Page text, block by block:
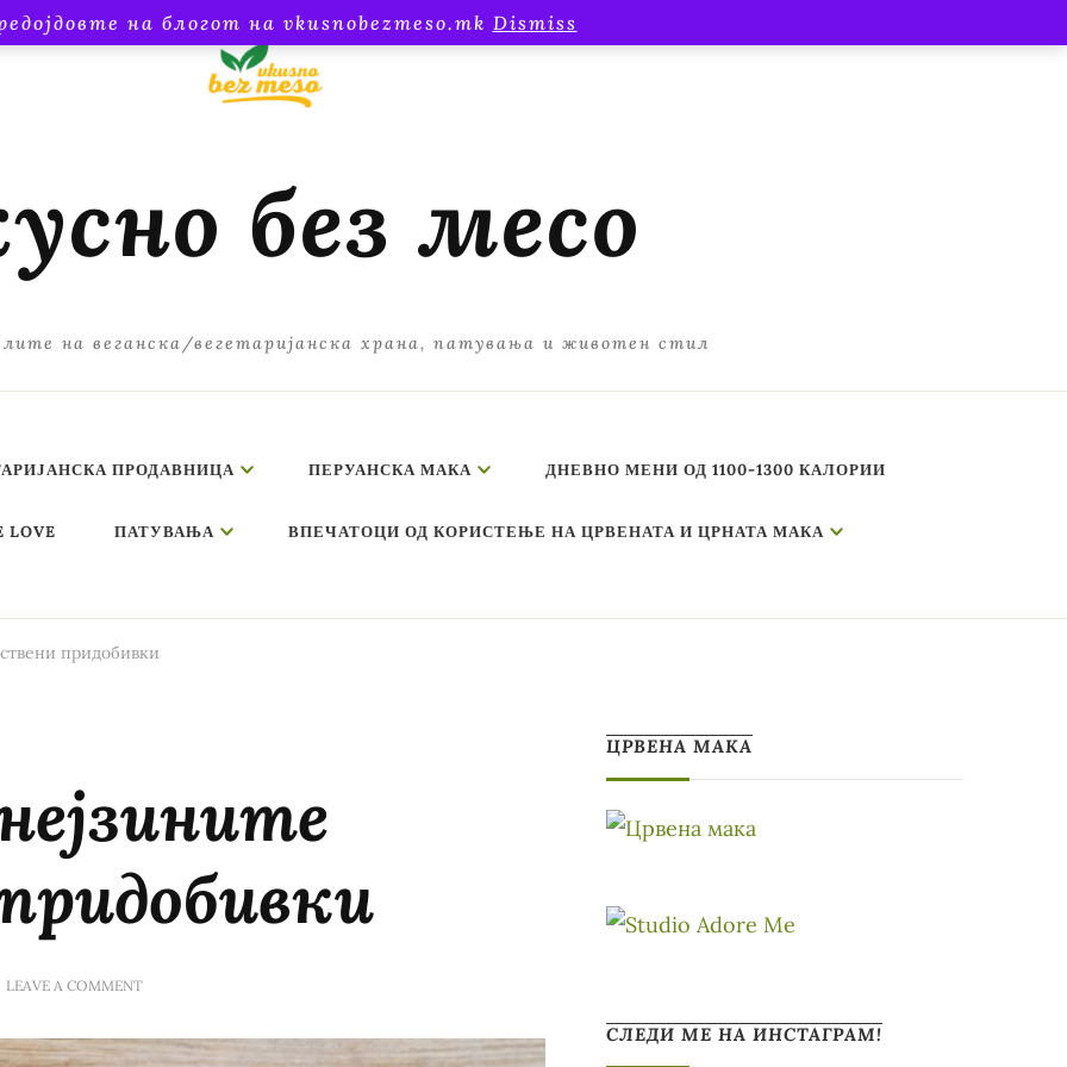
на блогот на vkusnobezmeso.mk Dismiss
без месо
на веганска/вегетаријанска храна, патувања и животен стил
ПРОДАВНИЦА ПЕРУАНСКА МАКА ДНЕВНО МЕНИ ОД 1100-1300 КАЛОРИИ
LOVE ПАТУВАЊА ВПЕЧАТОЦИ ОД КОРИСТЕЊЕ НА ЦРВЕНАТА И ЦРНАТА МАКА
придобивки
LEAVE A COMMENTON
НЕЈЗИНИТЕ
ЦРВЕНА МАКА
СЛЕДИ МЕ НА ИНСТАГРАМ!